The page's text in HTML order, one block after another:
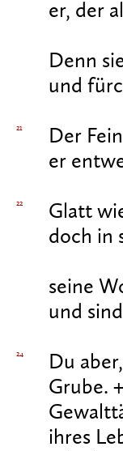
er, der
Denn
und
21
Der
er
22
Glatt
doch in
seine
und
24
Du
Grube. +
ihres